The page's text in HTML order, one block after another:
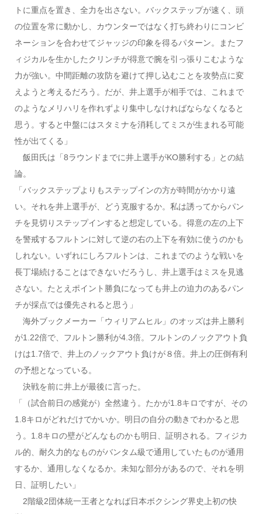
トに重点を置き、全力を出さない。バックステップが速く、頭
の位置を常に動かし、カウンターではなく打ち終わりにコンビ
ネーションを合わせてジャッジの印象を得るパターン。またフ
ィジカルを生かしたクリンチが得意で腕を引っ張りこむような
力が強い。中間距離の攻防を避けて押し込むことを攻勢点に変
えようと考えるだろう。だが、井上選手が相手では、これまで
のようなメリハリを作れずより集中しなければならなくなると
思う。すると中盤にはスタミナを消耗してミスが生まれる可能
性が出てくる」
飯田氏は「8ラウンドまでに井上選手がKO勝利する」との結
論。
「バックステップよりもステップインの方が時間がかかり遠
い。それを井上選手が、どう克服するか。私は誘ってからパン
チを見切りステップインすると想定している。得意の左の上下
を警戒するフルトンに対して逆の右の上下を有効に使うのかも
しれない。いずれにしろフルトンは、これまでのような戦いを
長丁場続けることはできないだろうし、井上選手はミスを見逃
さない。たとえポイント勝負になっても井上の迫力のあるパン
チが採点では優先されると思う」
海外ブックメーカー「ウィリアムヒル」のオッズは井上勝利
が1.22倍で、フルトン勝利が4.3倍。フルトンのノックアウト負
けは1.7倍で、井上のノックアウト負けが８倍。井上の圧倒有利
の予想となっている。
決戦を前に井上が最後に言った。
「（試合前日の感覚が）全然違う。たかが1.8キロですが、その
1.8キロがどれだけでかいか。明日の自分の動きでわかると思
う。1.8キロの壁がどんなものかも明日、証明される。フィジカ
ル的、耐久力的なものがバンタム級で通用していたものが通用
するか、通用しなくなるか。未知な部分があるので、それを明
日、証明したい」
2階級2団体統一王者となれば日本ボクシング界史上初の快